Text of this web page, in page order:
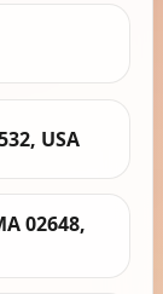
USA
02648,